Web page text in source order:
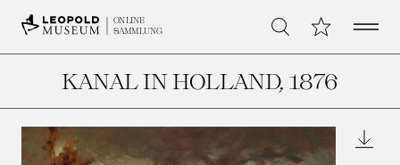
ONLINE
SAMMLUNG
Suche Meine Open
KANAL IN HOLLAND, 1876